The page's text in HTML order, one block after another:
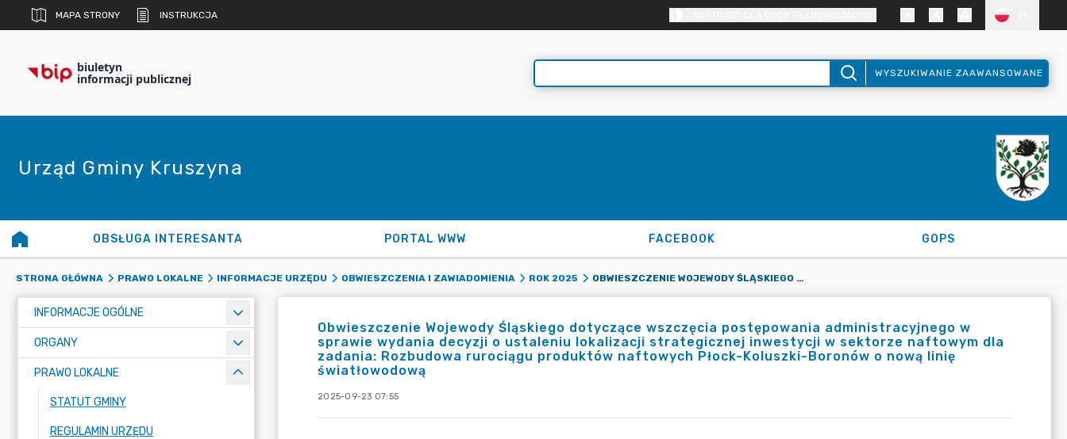
MAPA STRONY INSTRUKCJA
biuletyn
informacji publicznej WYSZUKIWANIE ZAAWANSOWANE
Urząd Gminy Kruszyna
OBSŁUGA INTERESANTA PORTAL WWW FACEBOOK GOPS
STRONA GŁÓWNA PRAWO LOKALNE INFORMACJE URZĘDU OBWIESZCZENIA I ZAWIADOMIENIA ROK 2025 OBWIESZCZENIE WOJEWODY ŚLĄSKIEGO DOTYCZĄCE WSZCZĘCIA POSTĘPOWANIA ADMINISTRACYJNEGO W SPRAWIE WYDANIA DECYZJI O USTALENIU LOKALIZACJI STRATEGICZNEJ INWESTYCJI W SEKTORZE NAFTOWYM DLA ZADANIA: ROZBUDOWA RUROCIĄGU PRODUKTÓW NAFTOWYCH PŁOCK-KOLUSZKI-BORONÓW O NOWĄ LINIĘ ŚWIATŁOWODOWĄ
INFORMACJE OGÓLNE
ORGANY
PRAWO LOKALNE
STATUT GMINY
REGULAMIN URZĘDU
Obwieszczenie Wojewody Śląskiego dotyczące wszczęcia postępowania administracyjnego w
sprawie wydania decyzji o ustaleniu lokalizacji strategicznej inwestycji w sektorze naftowym dla
zadania: Rozbudowa rurociągu produktów naftowych Płock-Koluszki-Boronów o nową linię
światłowodową
2025-09-23 07:55